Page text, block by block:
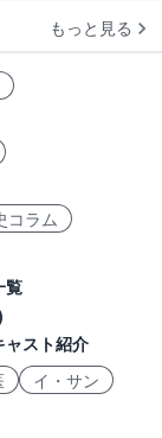
もっと見る
コラム
覧
ャスト紹介
イ・サン